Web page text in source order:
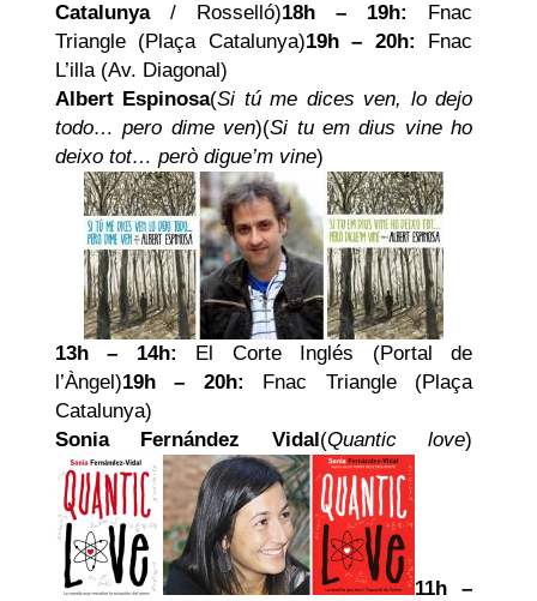
Catalunya/ Rosselló)18h – 19h:
Fnac
Triangle (Plaça Catalunya)19h – 20h: Fnac
L’illa (Av. Diagonal)
Albert Espinosa(Si tú me dices ven, lo dejo
todo… pero dime ven)(Si tu em dius vine ho
deixo tot… però digue’m vine)
13h – 14h: El Corte Inglés (Portal de
l’Àngel)19h – 20h: Fnac Triangle (Plaça
Catalunya)
Sonia Fernández Vidal(Quantic love)
11h –